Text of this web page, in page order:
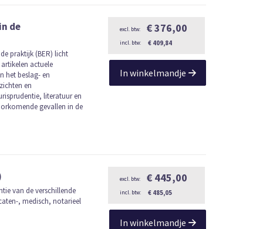
de
praktijk (BER) licht
actuele
het beslag- en
en
literatuur en
gevallen in de
€ 376,00
€ 409,84
In winkelmandje
van de verschillende
, medisch, notarieel
€ 445,00
€ 485,05
In winkelmandje